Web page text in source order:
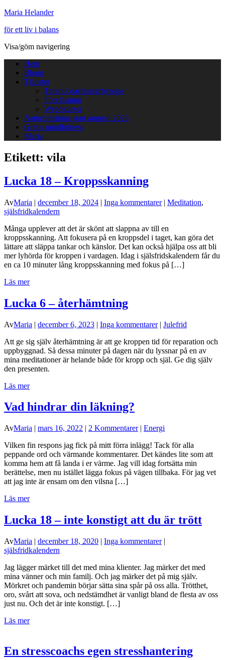
Maria Helander
för ett liv i balans
Visa/göm navigering
Hem
Blogg
Tjänster
Terapi/coachning/hypnos
Föreläsning
Webbkurser
Naturprästinna start augusti 2026
Gratis mindfulness
Maria
Etikett: vila
Lucka 18 – Kroppsskanning
AvMaria | december 18, 2024 | Inga kommentarer| Meditation,
själsfridkalendern
Många upplever att det är skönt att slappna av till en
kroppsskanning. Att fokusera på en kroppsdel i taget, kan göra det
lättare att släppa tankar och känslor. Det kan också hjälpa oss att bli
mer lyhörda för kroppen i vardagen. Idag i själsfridskalendern får du
en ca 10 minuter lång kroppsskanning med fokus på […]
Läs mer
Lucka 6 – återhämtning
AvMaria | december 6, 2023 | Inga kommentarer| Julefrid
Att ge sig själv återhämtning är att ge kroppen tid för reparation och
uppbyggnad. Så dessa minuter på dagen när du lyssnar på en av
mina meditationer är helande både för kropp och själ. Ge dig själv
den presenten.
Läs mer
Vad hindrar din läkning?
AvMaria | mars 16, 2022 | 2 Kommentarer| Energi
Vilken fin respons jag fick på mitt förra inlägg! Tack för alla
peppande ord och värmande kommentarer. Det kändes lite som att
komma hem att få landa i er värme. Jag vill idag fortsätta min
berättelse, men nu istället lägga fokus på vägen tillbaka. För jag vet
att jag inte är ensam om den vilsna […]
Läs mer
Lucka 18 – inte konstigt att du är trött
AvMaria | december 18, 2020 | Inga kommentarer|
själsfridkalendern
Jag lägger märket till det med mina klienter. Jag märker det med
mina vänner och min familj. Och jag märker det på mig själv.
Mörkret och pandemin börjar sätta sina spår på oss alla. Trötthet,
oro, svårt att sova, och nedstämdhet är vanligt bland de flesta av oss
just nu. Och det är inte konstigt. […]
Läs mer
En stresscoachs egen stresshantering